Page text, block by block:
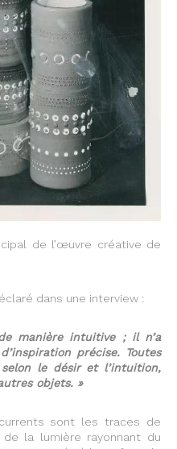
de l’œuvre créative de
dans une interview :
manière intuitive ; il n’a
précise. Toutes
le désir et l’intuition,
objets. »
sont les traces de
de la lumière rayonnant du